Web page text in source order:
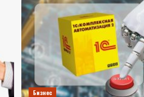
Бизнес